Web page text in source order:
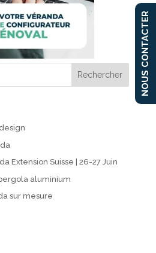
Extension Suisse | 26-27 Juin
aluminium
sur mesure
NOUS CONTACTER